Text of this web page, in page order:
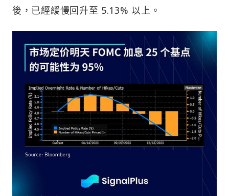
後，已經緩慢回升至 5.13% 以上。